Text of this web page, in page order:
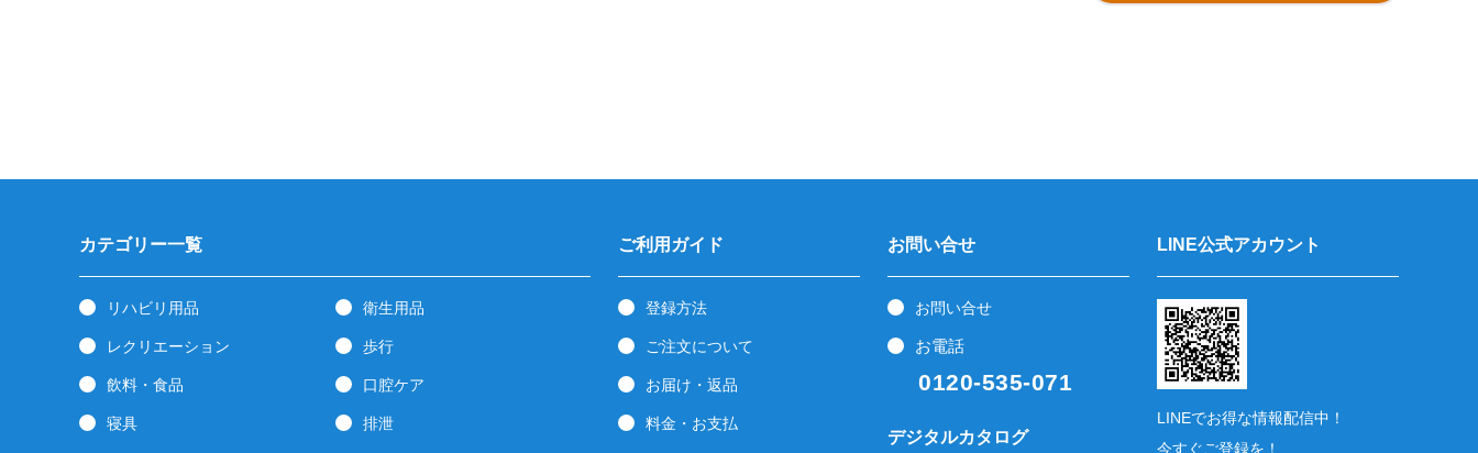
カテゴリー一覧
リハビリ用品 衛生用品
レクリエーション 歩行
飲料・食品 口腔ケア
寝具 排泄
ご利用ガイド
登録方法
ご注文について
お届け・返品
料金・お支払
お問い合せ
お問い合せ
お電話
0120-535-071
デジタルカタログ
LINE公式アカウント
LINEでお得な情報配信中！
今すぐご登録を！